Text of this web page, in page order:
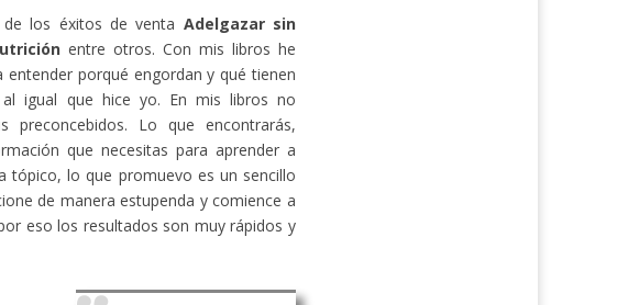
los éxitos de venta Adelgazar sin
entre otros. Con mis libros he
porqué engordan y qué tienen
igual que hice yo. En mis libros no
preconcebidos. Lo que encontrarás,
que necesitas para aprender a
tópico, lo que promuevo es un sencillo
de manera estupenda y comience a
eso los resultados son muy rápidos y